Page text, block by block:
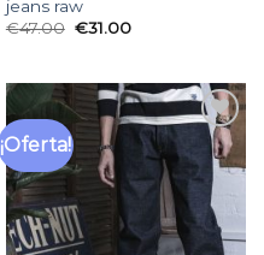
jeans raw
€47.00 €31.00
¡Oferta!
Añadir
a la
lista
de
deseos